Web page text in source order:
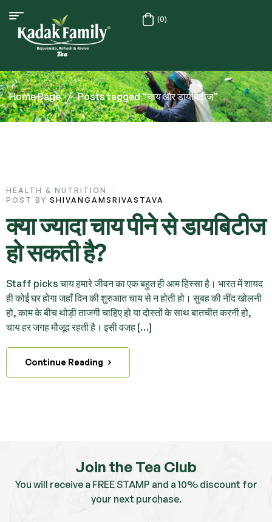
(0)
Home Page / Posts tagged “चाय और डायबिटीज”
HEALTH & NUTRITION
POST BY SHIVANGAMSRIVASTAVA
क्या ज्यादा चाय पीने से डायबिटीज
हो सकती है?
Staff picks चाय हमारे जीवन का एक बहुत ही आम हिस्सा है। भारत में शायद
ही कोई घर होगा जहाँ दिन की शुरुआत चाय से न होती हो। सुबह की नींद खोलनी
हो, काम के बीच थोड़ी ताजगी चाहिए हो या दोस्तों के साथ बातचीत करनी हो,
चाय हर जगह मौजूद रहती है। इसी वजह […]
Continue Reading
Join the Tea Club
You will receive a FREE STAMP and a 10% discount for
your next purchase.